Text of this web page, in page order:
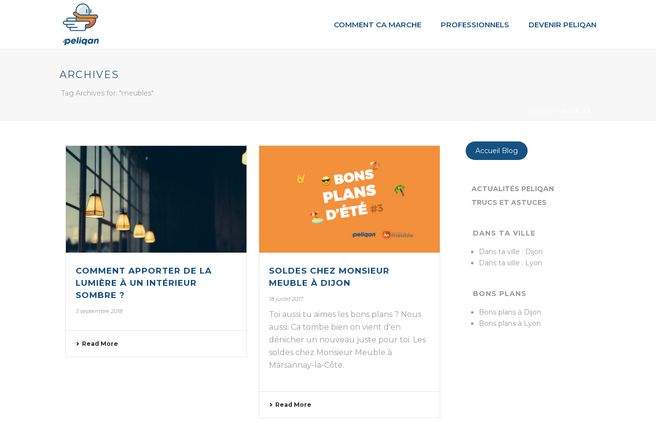
COMMENT CA MARCHE PROFESSIONNELS DEVENIR PELIQAN
ARCHIVES
Tag Archives for: "meubles"
COMMENT APPORTER DE LA
LUMIÈRE À UN INTÉRIEUR
SOMBRE ?
3 septembre 2018
Read More
SOLDES CHEZ MONSIEUR
MEUBLE À DIJON
18 juillet 2017
Toi aussi tu aimes les bons plans ? Nous
aussi. Ca tombe bien on vient d'en
dénicher un nouveau juste pour toi. Les
soldes chez Monsieur Meuble à
Marsannay-la-Côte.
Read More
Accueil Blog
ACTUALITÉS PELIQAN
TRUCS ET ASTUCES
DANS TA VILLE
Dans ta ville : Dijon
Dans ta ville : Lyon
BONS PLANS
Bons plans à Dijon
Bons plans à Lyon